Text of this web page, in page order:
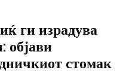
ги израдува
објави
стомак